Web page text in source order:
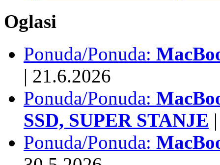
Oglasi
Ponuda/Ponuda:
| 21.6.2026
Ponuda/Ponuda:
SSD, SUPER STANJE |
Ponuda/Ponuda: